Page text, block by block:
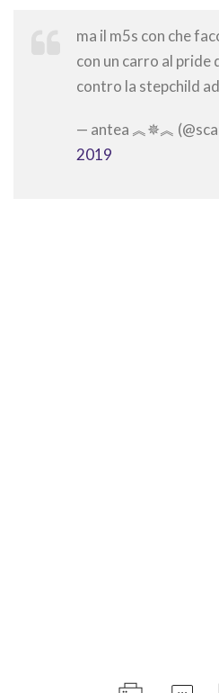
ma il m5s con che
con un carro al
contro la stepchild
— antea ︽✵︽
2019